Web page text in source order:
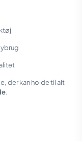
der kan holde til alt
.